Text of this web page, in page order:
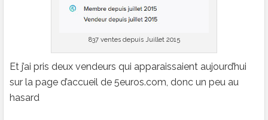
837 ventes depuis Juillet 2015
Et j’ai pris deux vendeurs qui apparaissaient aujourd’hui
sur la page d’accueil de 5euros.com, donc un peu au
hasard